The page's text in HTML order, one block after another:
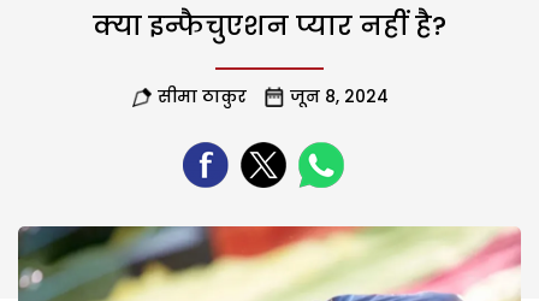
क्या इन्फैचुएशन प्यार नहीं है?
सीमा ठाकुर जून 8, 2024